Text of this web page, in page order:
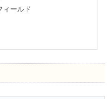
ィールド